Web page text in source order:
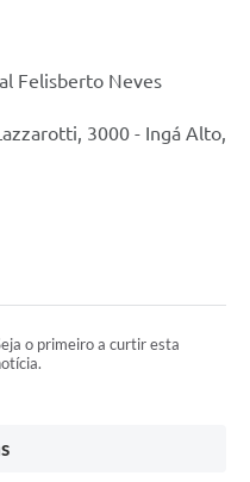
Felisberto Neves
3000 - Ingá Alto,
o primeiro a curtir esta